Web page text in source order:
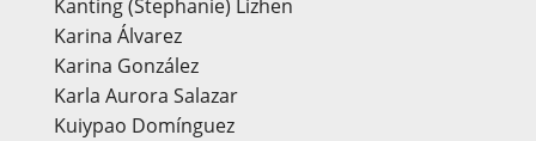
Kanting (Stephanie) Lizhen
Karina Álvarez
Karina González
Karla Aurora Salazar
Kuiypao Domínguez